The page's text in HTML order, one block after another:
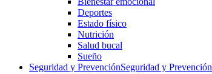
Deportes
Estado físico
Nutrición
Salud bucal
Sueño
Seguridad y PrevenciónSeguridad y Prevención